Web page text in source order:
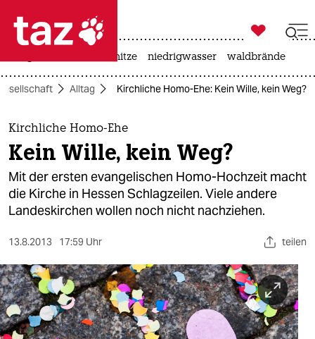
 taz zahl ich
taz zahl ich
themen
politik
öko
sport
berlin

taz zahl ich
hitze niedrigwasser waldbrände
Alltag Kirchliche Homo-Ehe: Kein Wille, kein Weg?
Kirchliche Homo-Ehe
Kein Wille, kein Weg?
Mit der ersten evangelischen Homo-Hochzeit macht
die Kirche in Hessen Schlagzeilen. Viele andere
Landeskirchen wollen noch nicht nachziehen.
13.8.2013 17:59 Uhr teilen